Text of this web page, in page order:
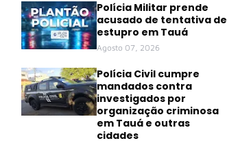
Polícia Militar prende
acusado de tentativa de
estupro em Tauá
Agosto 07, 2026
Polícia Civil cumpre
mandados contra
investigados por
organização criminosa
em Tauá e outras
cidades